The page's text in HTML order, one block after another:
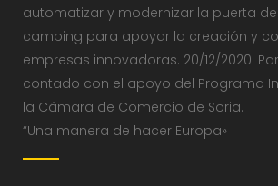
automatizar y modernizar la puerta
camping para apoyar la creación y
empresas innovadoras. 20/12/2020.
contado con el apoyo del Programa
la Cámara de Comercio de Soria.
“Una manera de hacer Europa»